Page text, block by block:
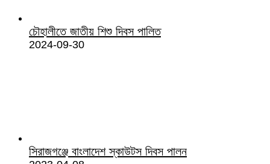
চৌহালীতে জাতীয় শিশু দিবস পালিত
2024-09-30
সিরাজগঞ্জে বাংলাদেশ স্কাউটস দিবস পালন